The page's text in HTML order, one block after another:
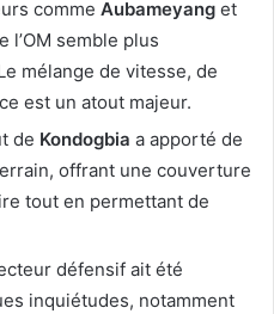
comme Aubameyang et
l’OM semble plus
mélange de vitesse, de
est un atout majeur.
de Kondogbia a apporté de
offrant une couverture
tout en permettant de
défensif ait été
inquiétudes, notamment